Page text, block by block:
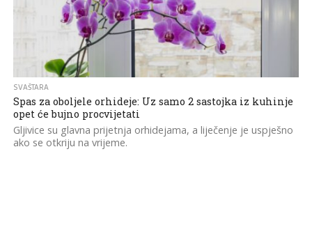
SVAŠTARA
Spas za oboljele orhideje: Uz samo 2 sastojka iz kuhinje
opet će bujno procvijetati
Gljivice su glavna prijetnja orhidejama, a liječenje je uspješno
ako se otkriju na vrijeme.